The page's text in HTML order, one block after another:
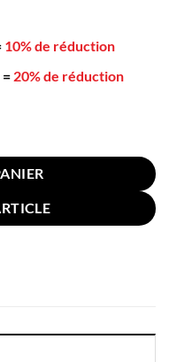
10% de réduction
= 20% de réduction
60x60cm Bleu Clair